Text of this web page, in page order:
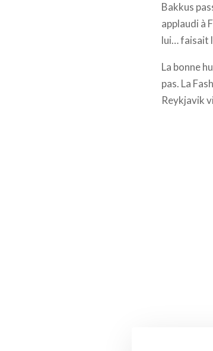
Bakkus
applaudi à
lui… faisait
La bonne
pas. La
Reykjavik